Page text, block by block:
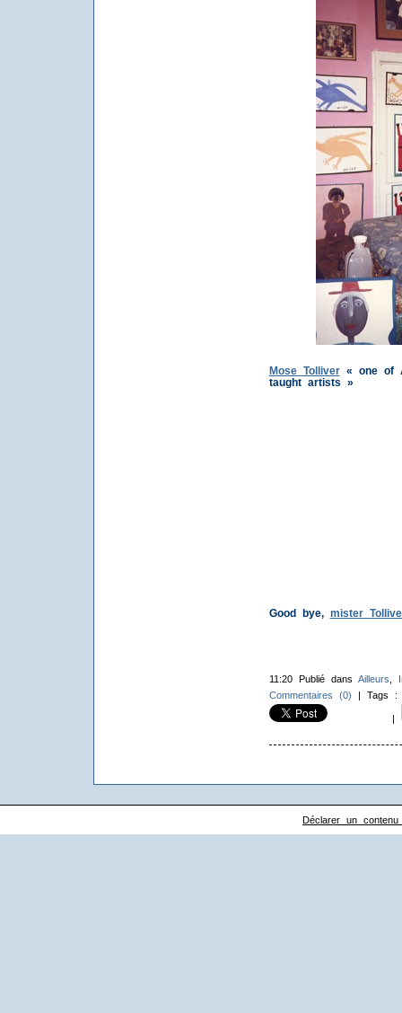
Mose Tolliver « one of
taught artists »
Good bye, mister
11:20 Publié dans Ailleurs
Commentaires (0) | Tags
Déclarer un contenu